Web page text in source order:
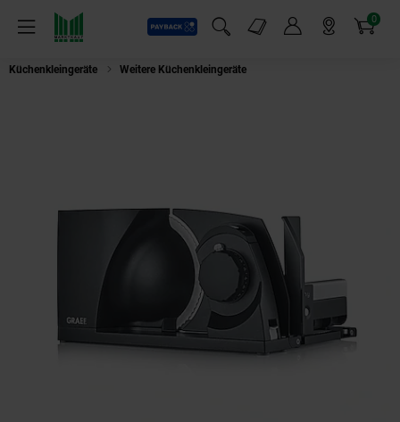
Menü
Payback
Suchfeld einblenden
Markt-Angebote 0
Artikel
Küchenkleingeräte Weitere Küchenkleingeräte